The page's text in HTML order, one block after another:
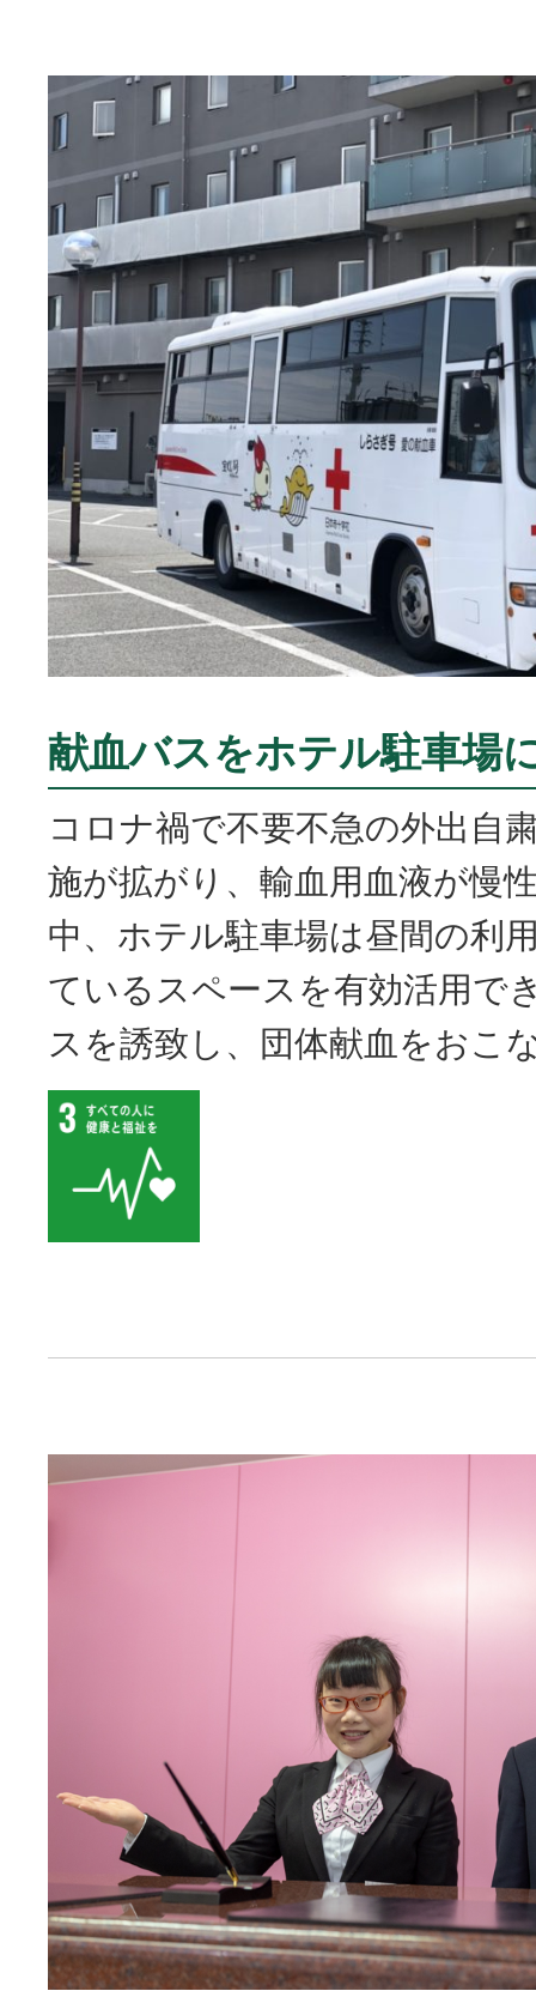
献血バスをホテル駐車場
コロナ禍で不要不急の外出自
施が拡がり、輸血用血液が慢
中、ホテル駐車場は昼間の利
ているスペースを有効活用で
スを誘致し、団体献血をおこ